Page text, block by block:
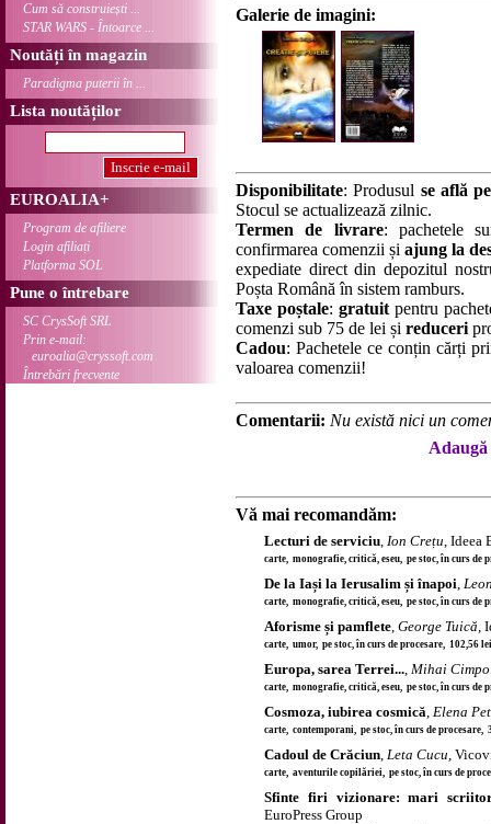
Cum să construiești ...
STAR WARS - Întoarce ...
Noutăți în magazin
Paradigma puterii în ...
Lista noutăților
EUROALIA+
Program de afiliere
Login afiliați
Platforma SOL
Pune o întrebare
SC CrysSoft SRL
Prin e-mail:
euroalia@cryssoft.com
Întrebări frecvente
Galerie de imagini:
Disponibilitate: Produsul se află
Stocul se actualizează zilnic.
Termen de livrare: pachetele
confirmarea comenzii șiajung la
expediate direct din depozitul
Poșta Română în sistem ramburs.
Taxe poștale: gratuitpentru
comenzi sub 75 de lei și reduceri
Cadou: Pachetele ce conțin cărți
valoarea comenzii!
Comentarii: Nu există nici un
Vă mai recomandăm:
Lecturi de serviciu, Ion Crețu, Ideea
carte, monografie, critică, eseu, pe stoc, în curs de
De la Iași la Ierusalim și înapoi,
carte, monografie, critică, eseu, pe stoc, în curs de
Aforisme și pamflete, George Tuică,
carte, umor, pe stoc, în curs de procesare, 102,56
Europa, sarea Terrei..., Mihai
carte, monografie, critică, eseu, pe stoc, în curs de
Cosmoza, iubirea cosmică, Elena
carte, contemporani, pe stoc, în curs de
Cadoul de Crăciun, Leta Cucu,
carte, aventurile copilăriei, pe stoc, în curs de
Sfinte firi vizionare: mari
EuroPress Group